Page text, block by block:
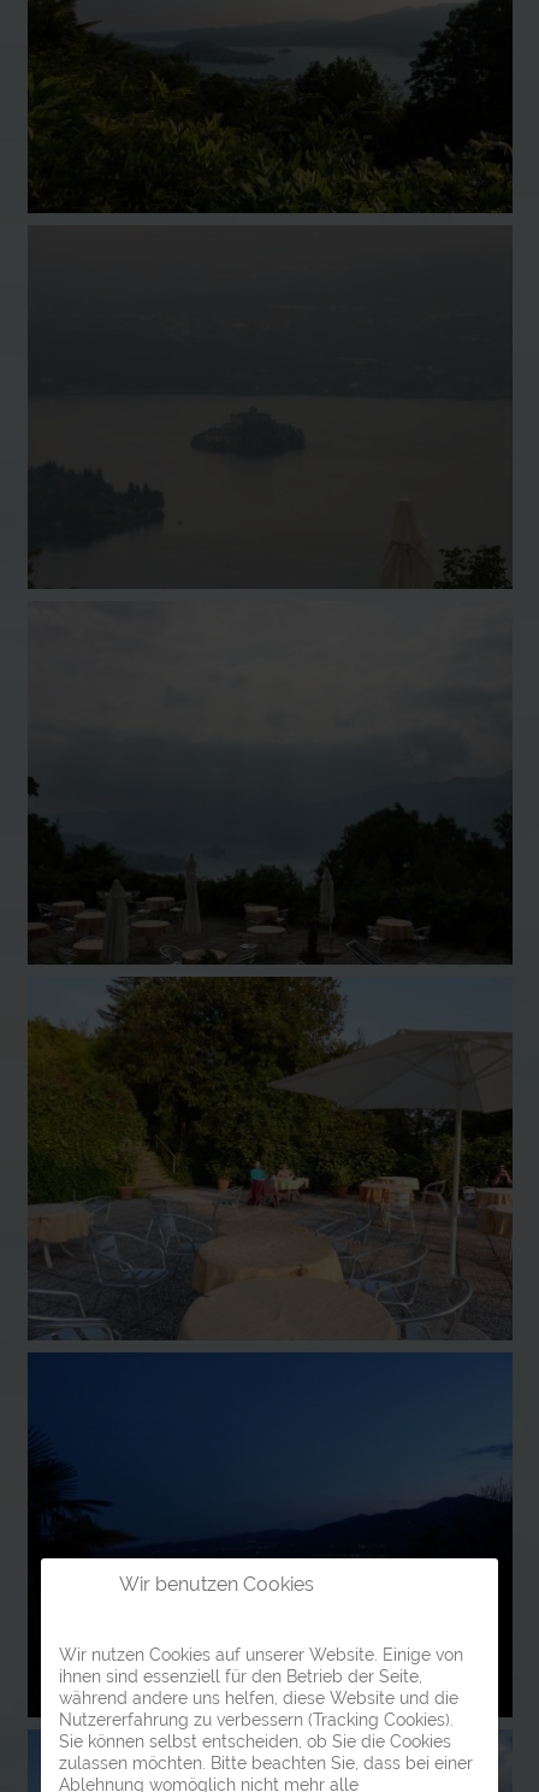
Wir benutzen Cookies
Wir nutzen Cookies auf unserer Website. Einige von
ihnen sind essenziell für den Betrieb der Seite,
während andere uns helfen, diese Website und die
Nutzererfahrung zu verbessern (Tracking Cookies).
Sie können selbst entscheiden, ob Sie die Cookies
zulassen möchten. Bitte beachten Sie, dass bei einer
Ablehnung womöglich nicht mehr alle